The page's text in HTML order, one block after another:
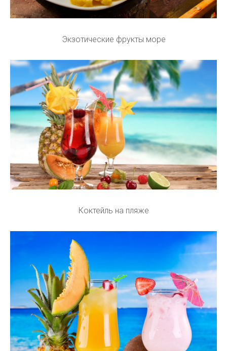
Экзотические фрукты море
Коктейль на пляже